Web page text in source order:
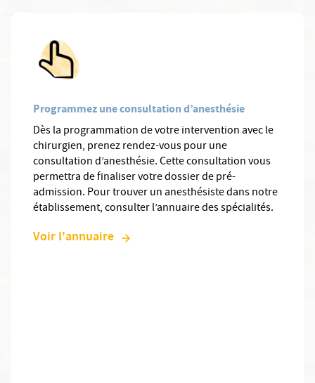
Programmez une consultation d’anesthésie
Dès la programmation de votre intervention avec le
chirurgien, prenez rendez-vous pour une
consultation d’anesthésie. Cette consultation vous
permettra de finaliser votre dossier de pré-
admission. Pour trouver un anesthésiste dans notre
établissement, consulter l’annuaire des spécialités.
Voir l'annuaire